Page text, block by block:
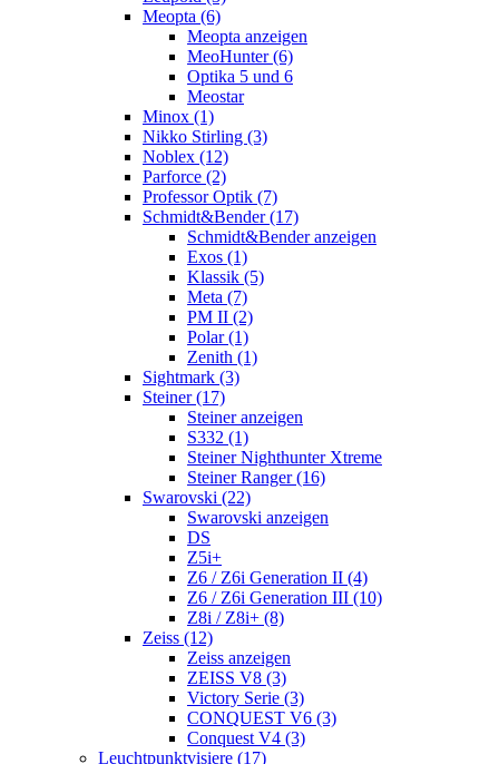
Meopta (6)
Meopta anzeigen
MeoHunter (6)
Optika 5 und 6
Meostar
Minox (1)
Nikko Stirling (3)
Noblex (12)
Parforce (2)
Professor Optik (7)
Schmidt&Bender (17)
Schmidt&Bender anzeigen
Exos (1)
Klassik (5)
Meta (7)
PM II (2)
Polar (1)
Zenith (1)
Sightmark (3)
Steiner (17)
Steiner anzeigen
S332 (1)
Steiner Nighthunter Xtreme
Steiner Ranger (16)
Swarovski (22)
Swarovski anzeigen
DS
Z5i+
Z6 / Z6i Generation II (4)
Z6 / Z6i Generation III (10)
Z8i / Z8i+ (8)
Zeiss (12)
Zeiss anzeigen
ZEISS V8 (3)
Victory Serie (3)
CONQUEST V6 (3)
Conquest V4 (3)
Leuchtpunktvisiere (17)